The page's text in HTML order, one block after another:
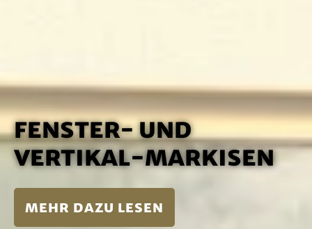
Fenster- und
Vertikal-Markisen
mehr dazu lesen